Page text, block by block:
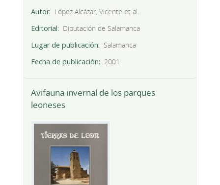
Autor
López Alcázar, Vicente et al.
Editorial
Diputación de Salamanca
Lugar de publicación
Salamanca
Fecha de publicación
2001
Avifauna invernal de los parques
leoneses